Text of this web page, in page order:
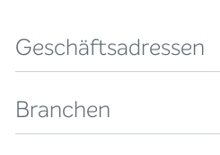
Geschäftsadressen
Branchen